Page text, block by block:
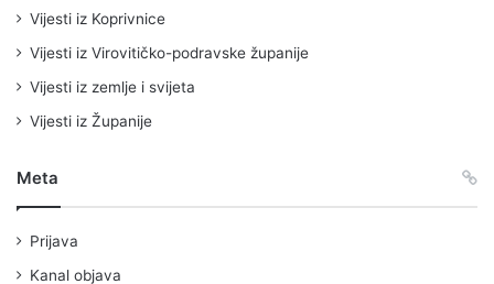
Vijesti iz Koprivnice
Vijesti iz Virovitičko-podravske županije
Vijesti iz zemlje i svijeta
Vijesti iz Županije
Meta
Prijava
Kanal objava